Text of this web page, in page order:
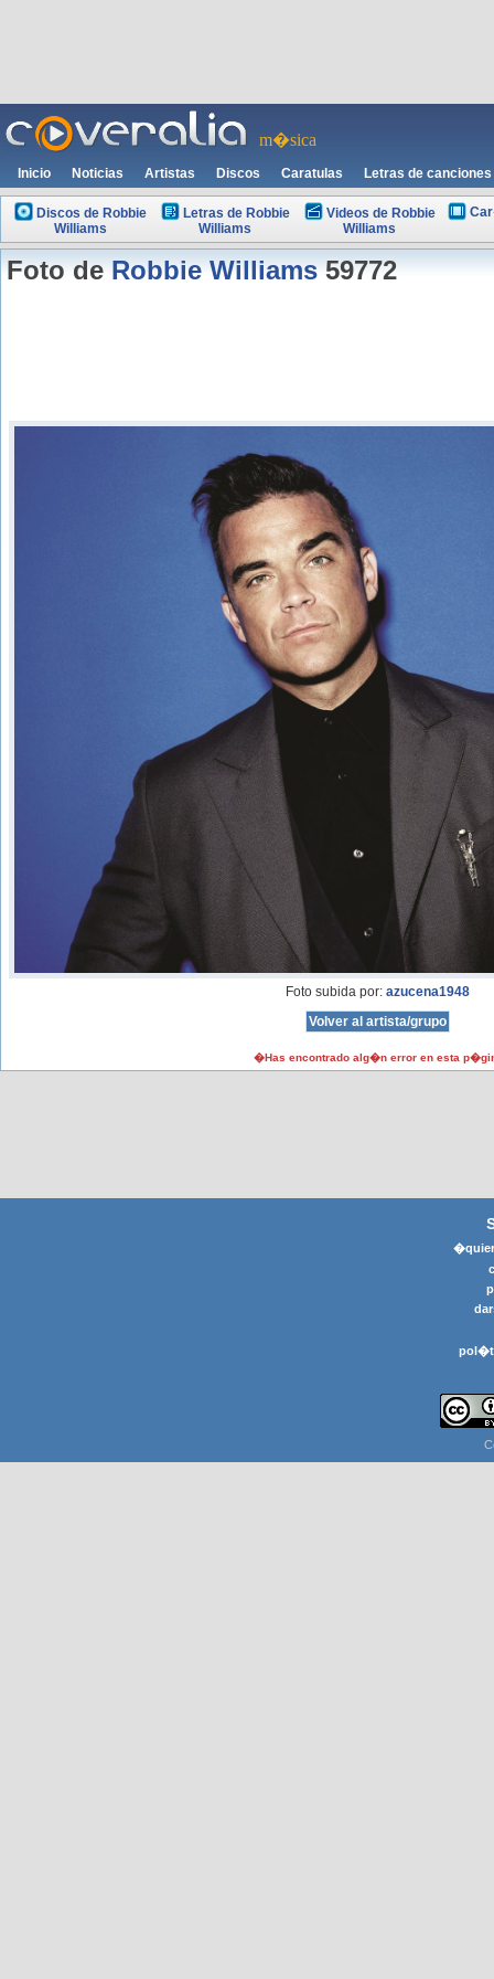
m�sica
Inicio Noticias Artistas Discos Caratulas Letras de canciones
Discos de Robbie
Williams
Letras de Robbie
Williams
Videos de Robbie
Williams
Foto deRobbie Williams59772
Foto subida por: azucena1948
�Has encontrado alg�n error en esta